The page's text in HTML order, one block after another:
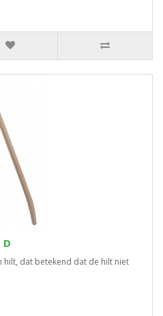
D
hilt, dat betekend dat de hilt niet